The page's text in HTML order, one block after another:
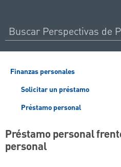
Finanzas personales
Solicitar un préstamo
Préstamo personal
Préstamo personal
personal